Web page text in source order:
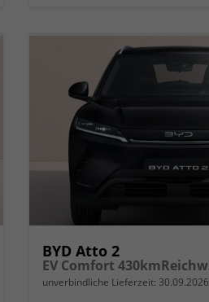
BYD Atto 2
unverbindliche Lieferzeit: 30.09.2026